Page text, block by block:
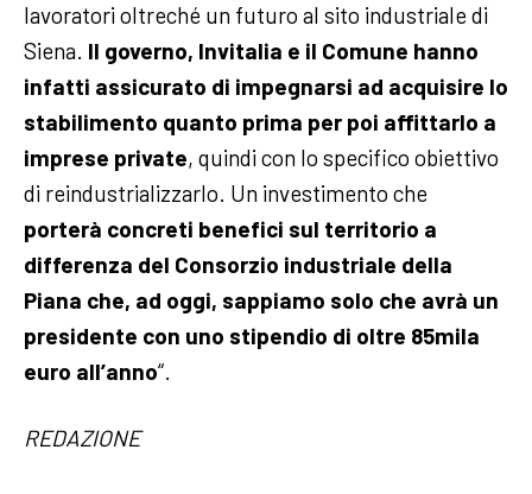
lavoratori oltreché un futuro al sito industriale di
Siena. Il governo, Invitalia e il Comune hanno
infatti assicurato di impegnarsi ad acquisire lo
stabilimento quanto prima per poi affittarlo a
imprese private, quindi con lo specifico obiettivo
di reindustrializzarlo. Un investimento che
porterà concreti benefici sul territorio a
differenza del Consorzio industriale della
Piana che, ad oggi, sappiamo solo che avrà un
presidente con uno stipendio di oltre 85mila
euro all’anno“.
REDAZIONE